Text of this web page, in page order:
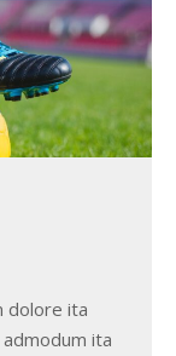
dolore ita
ita